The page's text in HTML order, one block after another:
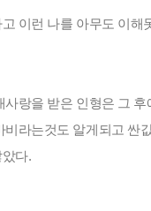
이런 나를 아무도 이해
사랑을 받은 인형은 그 후
비라는것도 알게되고 싼
다.